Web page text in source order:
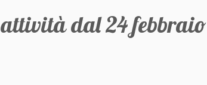
attività dal 24 febbraio